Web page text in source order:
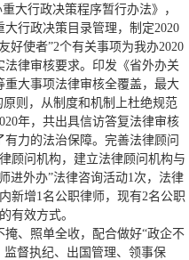
大行政决策程序暂行办法》，
行政决策目录管理，制定2020
好使者”2个有关事项为我办2020
律审核要求。印发《省外办关
大事项法律审核全覆盖，最大
则，从制度和机制上杜绝规范
年，共出具信访答复法律审核
力的法治保障。完善法律顾问
顾问机构，建立法律顾问机构与
进外办”法律咨询活动1次，法律
新增1名公职律师，现有2名公职
有效方式。
、照单全收，配合做好“政企不
督执纪、出国管理、领事保